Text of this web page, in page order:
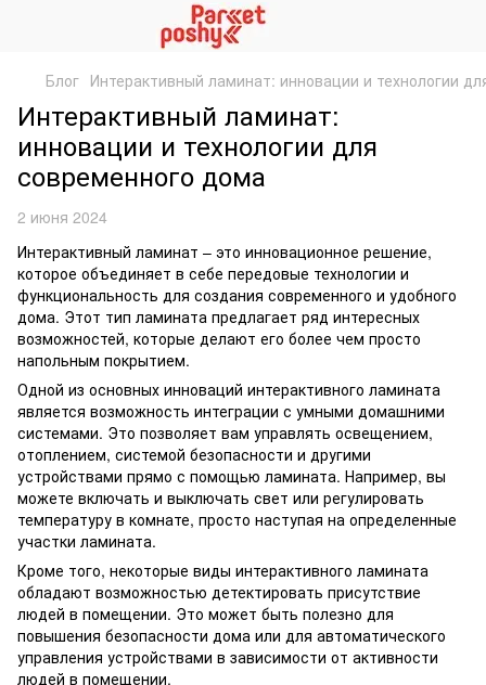
Блог Интерактивный ламинат: инновации и технологии
Интерактивный ламинат:
инновации и технологии для
современного дома
2 июня 2024
Интерактивный ламинат – это инновационное решение,
которое объединяет в себе передовые технологии и
функциональность для создания современного и удобного
дома. Этот тип ламината предлагает ряд интересных
возможностей, которые делают его более чем просто
напольным покрытием.
Одной из основных инноваций интерактивного ламината
является возможность интеграции с умными домашними
системами. Это позволяет вам управлять освещением,
отоплением, системой безопасности и другими
устройствами прямо с помощью ламината. Например, вы
можете включать и выключать свет или регулировать
температуру в комнате, просто наступая на определенные
участки ламината.
Кроме того, некоторые виды интерактивного ламината
обладают возможностью детектировать присутствие
людей в помещении. Это может быть полезно для
повышения безопасности дома или для автоматического
управления устройствами в зависимости от активности
людей в помещении.